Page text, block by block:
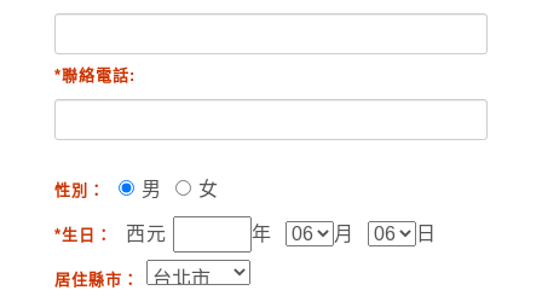
*聯絡電話:
性別： 男 女
*生日： 西元 年 月 日
居住縣市：